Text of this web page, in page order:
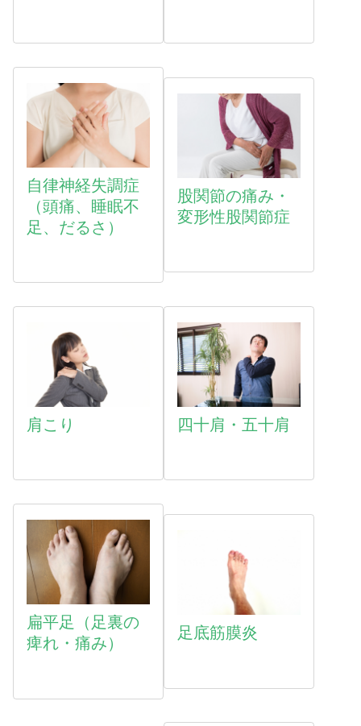
自律神経失調症
（頭痛、睡眠不
足、だるさ）
股関節の痛み・
変形性股関節症
肩こり 四十肩・五十肩
扁平足（足裏の
痺れ・痛み）
足底筋膜炎